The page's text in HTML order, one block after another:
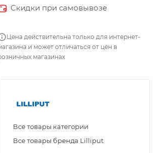
Скидки при самовывозе
Цена действительна только для интернет-
и может отличаться от цен в
магазинах
Все товары категории
Все товары бренда Lilliput